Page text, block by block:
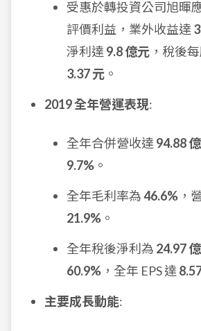
受惠於轉投資公司旭暉
評價利益，業外收益達
淨利達 9.8 億元 ，稅後
3.37 元 。
2019 全年營運表現:
全年合併營收達 94.88
9.7% 。
全年毛利率為46.6% ，
21.9% 。
全年稅後淨利為 24.97
60.9% ，全年 EPS 達
主要成長動能: